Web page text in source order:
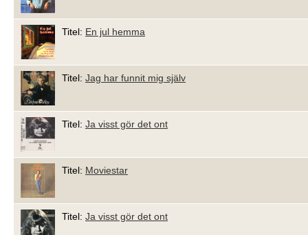
Titel: En jul hemma
Titel: Jag har funnit mig själv
Titel: Ja visst gör det ont
Titel: Moviestar
Titel: Ja visst gör det ont